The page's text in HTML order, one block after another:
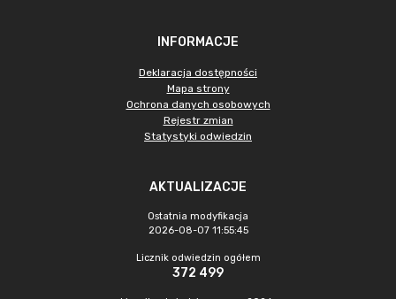
INFORMACJE
Deklaracja dostępności
Mapa strony
Ochrona danych osobowych
Rejestr zmian
Statystyki odwiedzin
AKTUALIZACJE
Ostatnia modyfikacja
2026-08-07 11:55:45
Licznik odwiedzin ogółem
372 499